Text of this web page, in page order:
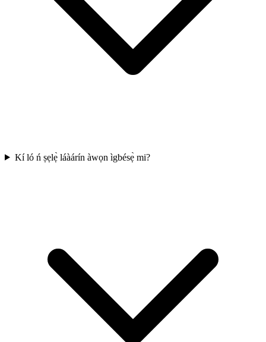
Kí ló ń ṣẹlẹ̀ láàárín àwọn ìgbésẹ̀ mi?